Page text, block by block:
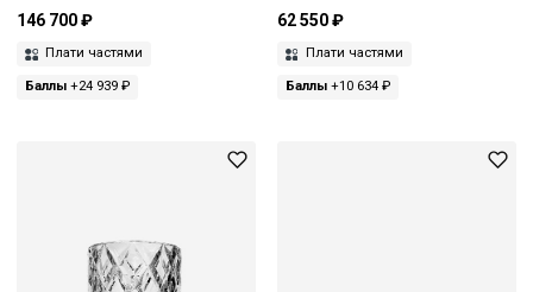
146 700 ₽
Плати частями
Баллы +24 939 ₽
62 550 ₽
Плати частями
Баллы+10 634 ₽